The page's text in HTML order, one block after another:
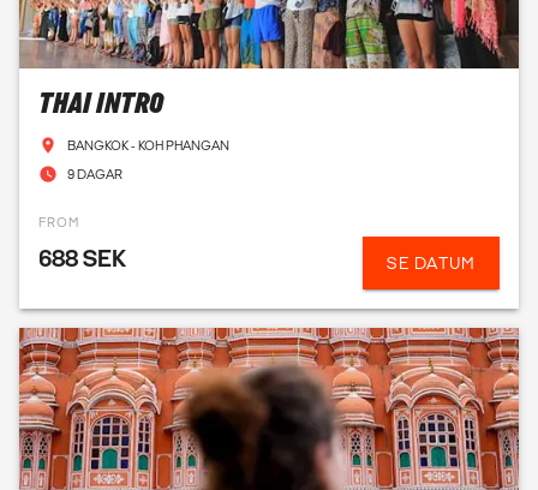
THAI INTRO
BANGKOK - KOH PHANGAN
9 DAGAR
FROM
688 SEK SE DATUM